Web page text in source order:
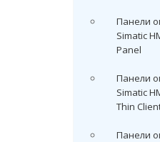
Панели
Simatic
Panel
Панели
Simatic
Thin
Панели